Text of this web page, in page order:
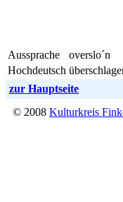
Aussprache
overslo´n
Hochdeutsch
zur Hauptseite
© 2008 Kulturkreis